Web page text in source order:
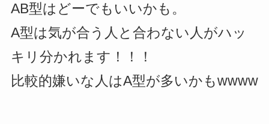
AB型はどーでもいいかも。
A型は気が合う人と合わない人がハッ
キリ分かれます！！！
比較的嫌いな人はA型が多いかもwwww